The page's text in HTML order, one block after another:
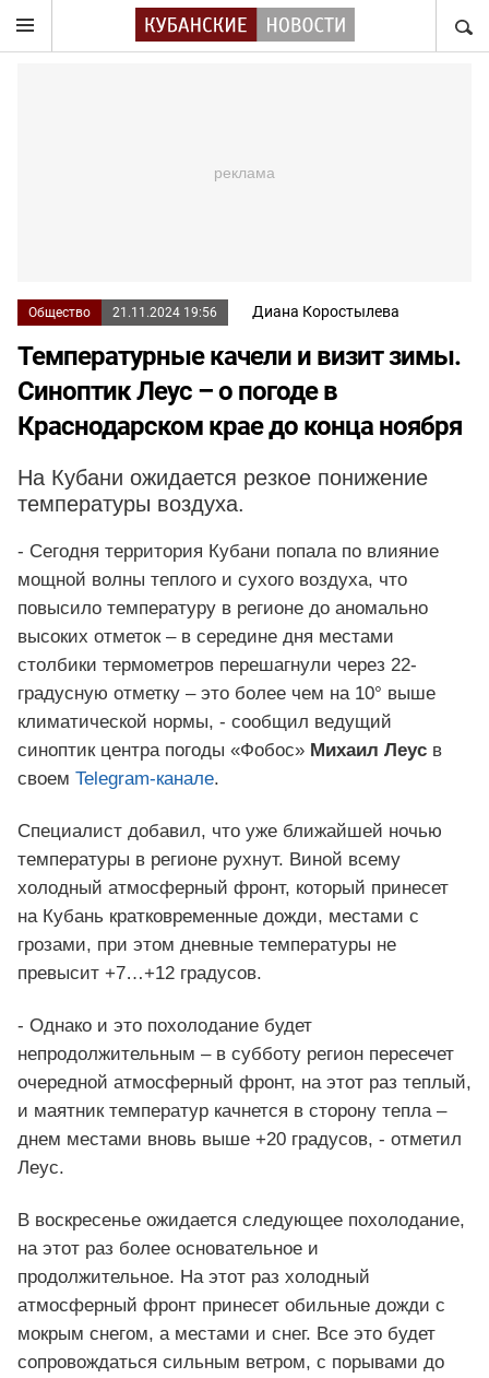
Общество 21.11.2024 19:56 Диана Коростылева
Температурные качели и визит зимы.
Синоптик Леус – о погоде в
Краснодарском крае до конца ноября
На Кубани ожидается резкое понижение
температуры воздуха.
- Сегодня территория Кубани попала по влияние
мощной волны теплого и сухого воздуха, что
повысило температуру в регионе до аномально
высоких отметок – в середине дня местами
столбики термометров перешагнули через 22-
градусную отметку – это более чем на 10° выше
климатической нормы, - сообщил ведущий
синоптик центра погоды «Фобос» Михаил Леус в
своем Telegram-канале.
Специалист добавил, что уже ближайшей ночью
температуры в регионе рухнут. Виной всему
холодный атмосферный фронт, который принесет
на Кубань кратковременные дожди, местами с
грозами, при этом дневные температуры не
превысит +7…+12 градусов.
- Однако и это похолодание будет
непродолжительным – в субботу регион пересечет
очередной атмосферный фронт, на этот раз теплый,
и маятник температур качнется в сторону тепла –
днем местами вновь выше +20 градусов, - отметил
Леус.
В воскресенье ожидается следующее похолодание,
на этот раз более основательное и
продолжительное. На этот раз холодный
атмосферный фронт принесет обильные дожди с
мокрым снегом, а местами и снег. Все это будет
сопровождаться сильным ветром, с порывами до